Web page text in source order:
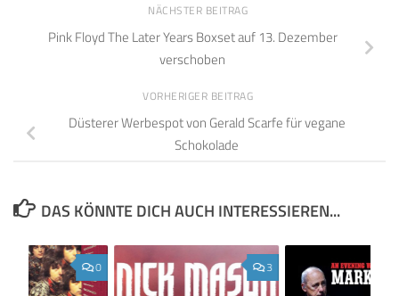
NÄCHSTER BEITRAG
Pink Floyd The Later Years Boxset auf 13. Dezember
verschoben
VORHERIGER BEITRAG
Düsterer Werbespot von Gerald Scarfe für vegane
Schokolade
DAS KÖNNTE DICH AUCH INTERESSIEREN...
3
0